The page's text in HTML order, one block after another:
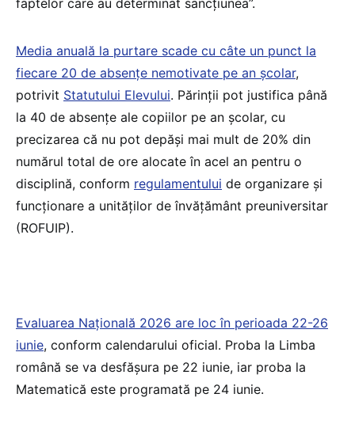
Media anuală la purtare scade cu câte un punct la
fiecare 20 de absențe nemotivate pe an școlar,
potrivit Statutului Elevului. Părinții pot justifica până
la 40 de absențe ale copiilor pe an școlar, cu
precizarea că nu pot depăși mai mult de 20% din
numărul total de ore alocate în acel an pentru o
disciplină, conform regulamentului de organizare și
funcționare a unităților de învățământ preuniversitar
(ROFUIP).
Evaluarea Națională 2026 are loc în perioada 22-26
iunie, conform calendarului oficial. Proba la Limba
română se va desfășura pe 22 iunie, iar proba la
Matematică este programată pe 24 iunie.